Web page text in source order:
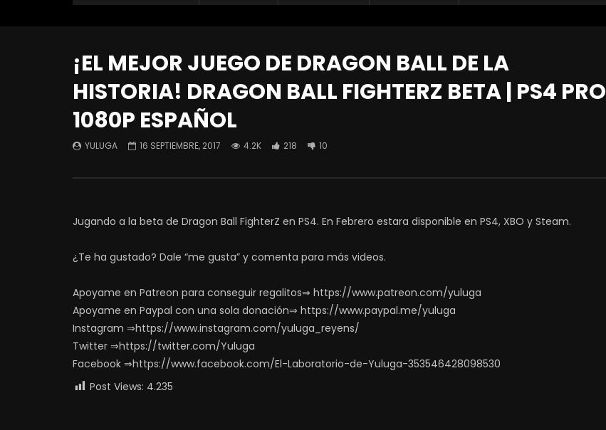
¡EL MEJOR JUEGO DE DRAGON BALL DE LA
HISTORIA! DRAGON BALL FIGHTERZ BETA | PS4 PRO
1080P ESPAÑOL
YULUGA 16 SEPTIEMBRE, 2017 4.2K 218 10
Jugando a la beta de Dragon Ball FighterZ en PS4. En Febrero estara disponible en PS4, XBO y Steam.
¿Te ha gustado? Dale “me gusta” y comenta para más videos.
Apoyame en Patreon para conseguir regalitos⇒ https://www.patreon.com/yuluga
Apoyame en Paypal con una sola donación⇒ https://www.paypal.me/yuluga
Instagram ⇒https://www.instagram.com/yuluga_reyens/
Twitter ⇒https://twitter.com/Yuluga
Facebook ⇒https://www.facebook.com/El-Laboratorio-de-Yuluga-353546428098530
Post Views: 4.235